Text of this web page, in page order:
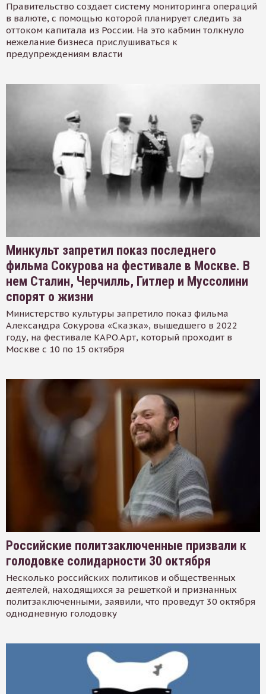
Правительство создает систему мониторинга операций
в валюте, с помощью которой планирует следить за
оттоком капитала из России. На это кабмин толкнуло
нежелание бизнеса прислушиваться к
предупреждениям власти
Минкульт запретил показ последнего
фильма Сокурова на фестивале в Москве. В
нем Сталин, Черчилль, Гитлер и Муссолини
спорят о жизни
Министерство культуры запретило показ фильма
Александра Сокурова «Сказка», вышедшего в 2022
году, на фестивале КАРО.Арт, который проходит в
Москве с 10 по 15 октября
Российские политзаключенные призвали к
голодовке солидарности 30 октября
Несколько российских политиков и общественных
деятелей, находящихся за решеткой и признанных
политзаключенными, заявили, что проведут 30 октября
однодневную голодовку